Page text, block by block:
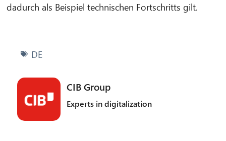
dadurch als Beispiel technischen Fortschritts gilt.
DE
CIB Group
Experts in digitalization